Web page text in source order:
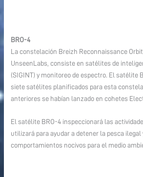
BRO-4
La constelación Breizh Reconnaissance
UnseenLabs, consiste en satélites de
(SIGINT) y monitoreo de espectro. El satélite
siete satélites planificados para esta
anteriores se habían lanzado en cohetes
El satélite BRO-4 inspeccionará las
utilizará para ayudar a detener la pesca ilegal
comportamientos nocivos para el medio